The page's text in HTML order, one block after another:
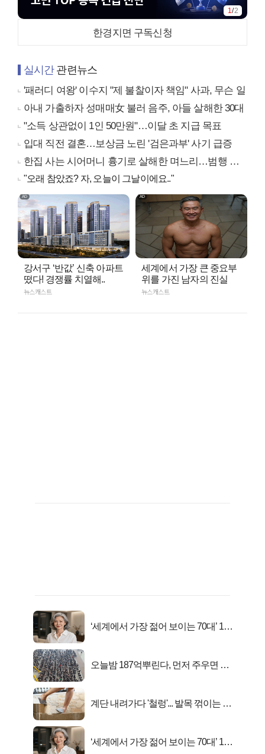
2/2
한경지면 구독신청
실시간관련뉴스
'패러디 여왕' 이수지 "제 불찰이자 책임" 사과, 무슨 일
아내 가출하자 성매매女 불러 음주, 아들 살해한 30대
"소득 상관없이 1인 50만원"…이달 초 지급 목표
입대 직전 결혼…보상금 노린 '검은과부' 사기 급증
한집 사는 시어머니 흉기로 살해한 며느리…범행 동기는
"오래 참았죠? 자, 오늘이 그날이에요.."
강서구 ‘반값’ 신축 아파트
떴다! 경쟁률 치열해..
뉴스캐스트
세계에서 가장 큰 중요부
위를 가진 남자의 진실
뉴스캐스트
‘세계에서 가장 젊어 보이는 70대’ 1위
오늘밤 187억뿌린다, 먼저 주우면 최
계단 내려가다 '철렁'... 발목 꺾이는 이
‘세계에서 가장 젊어 보이는 70대’ 1위